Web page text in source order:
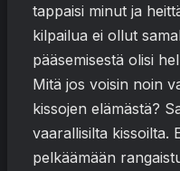
tappaisi minut ja
kilpailua ei ollut
pääsemisestä olisi
Mitä jos voisin noin
kissojen elämästä?
vaarallisilta kissoilta.
pelkäämään